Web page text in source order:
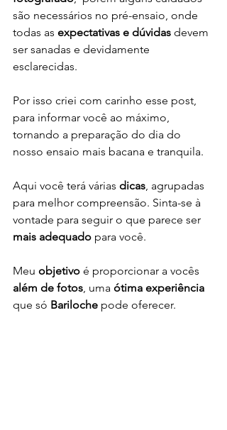
são necessários no pré-ensaio, onde
todas as expectativas e dúvidas devem
ser sanadas e devidamente
esclarecidas.
Por isso criei com carinho esse post,
para informar você ao máximo,
tornando a preparação do dia do
nosso ensaio mais bacana e tranquila.
Aqui você terá várias dicas , agrupadas
para melhor compreensão. Sinta-se à
vontade para seguir o que parece ser
mais adequado para você.
Meu objetivo é proporcionar a vocês
além de fotos , uma ótima experiência
que só Bariloche pode oferecer.